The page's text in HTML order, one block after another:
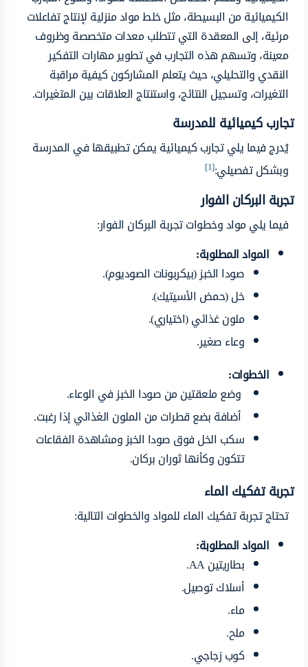
الكيميائية من البسيطة، مثل خلط مواد منزلية لإنتاج تفاعلات
مرئية، إلى المعقدة التي تتطلب معدات متخصصة وظروف
معينة، وتسهم هذه التجارب في تطوير مهارات التفكير
النقدي والتحليلي، حيث يتعلم المشاركون كيفية مراقبة
التغيرات، وتسجيل النتائج، واستنتاج العلاقات بين المتغيرات.
تجارب كيميائية للمدرسة
يُدرج فيما يلي تجارب كيميائية يمكن تطبيقها في المدرسة
وبشكل تفصيلي:[1]
تجربة البركان الفوار
فيما يلي مواد وخطوات تجربة البركان الفوار:
المواد المطلوبة:
صودا الخبز (بيكربونات الصوديوم).
خل (حمض الأسيتيك).
ملون غذائي (اختياري).
وعاء صغير.
الخطوات:
وضع ملعقتين من صودا الخبز في الوعاء.
أضافة بضع قطرات من الملون الغذائي إذا رغبت.
سكب الخل فوق صودا الخبز ومشاهدة الفقاعات
تتكون وكأنها ثوران بركان.
تجربة تفكيك الماء
تحتاج تجربة تفكيك الماء للمواد والخطوات التالية:
المواد المطلوبة:
بطاريتين AA.
أسلاك توصيل.
ماء.
ملح.
كوب زجاجي.